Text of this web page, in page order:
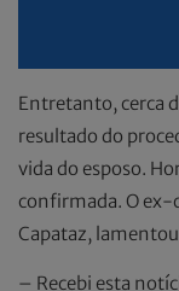
Entretanto, cerca
resultado do
vida do esposo.
confirmada. O ex-
Capataz,
– Recebi esta